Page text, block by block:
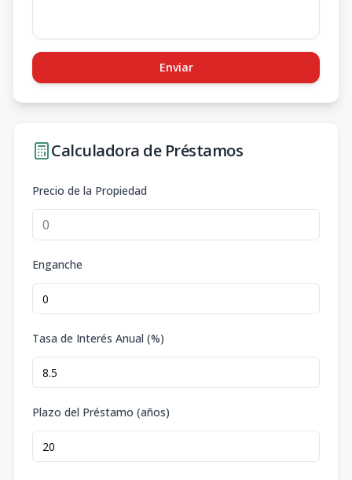
Enviar
Calculadora de Préstamos
Precio de la Propiedad
Enganche
Tasa de Interés Anual (%)
Plazo del Préstamo (años)